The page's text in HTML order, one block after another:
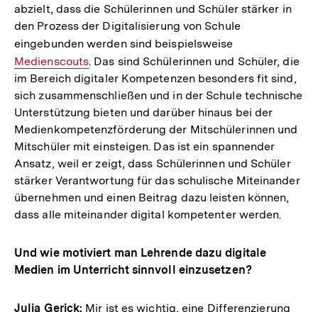
abzielt, dass die Schülerinnen und Schüler stärker in
den Prozess der Digitalisierung von Schule
eingebunden werden sind beispielsweise
Link:
Medienscouts. Das sind Schülerinnen und Schüler, die
im Bereich digitaler Kompetenzen besonders fit sind,
sich zusammenschließen und in der Schule technische
Unterstützung bieten und darüber hinaus bei der
Medienkompetenzförderung der Mitschülerinnen und
Mitschüler mit einsteigen. Das ist ein spannender
Ansatz, weil er zeigt, dass Schülerinnen und Schüler
stärker Verantwortung für das schulische Miteinander
übernehmen und einen Beitrag dazu leisten können,
dass alle miteinander digital kompetenter werden.
Und wie motiviert man Lehrende dazu digitale
Medien im Unterricht sinnvoll einzusetzen?
Julia Gerick: Mir ist es wichtig, eine Differenzierung